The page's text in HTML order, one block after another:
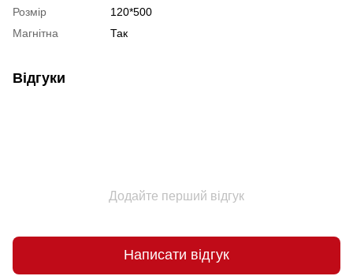
Розмір
120*500
Магнітна
Так
Відгуки
Додайте перший відгук
Написати відгук